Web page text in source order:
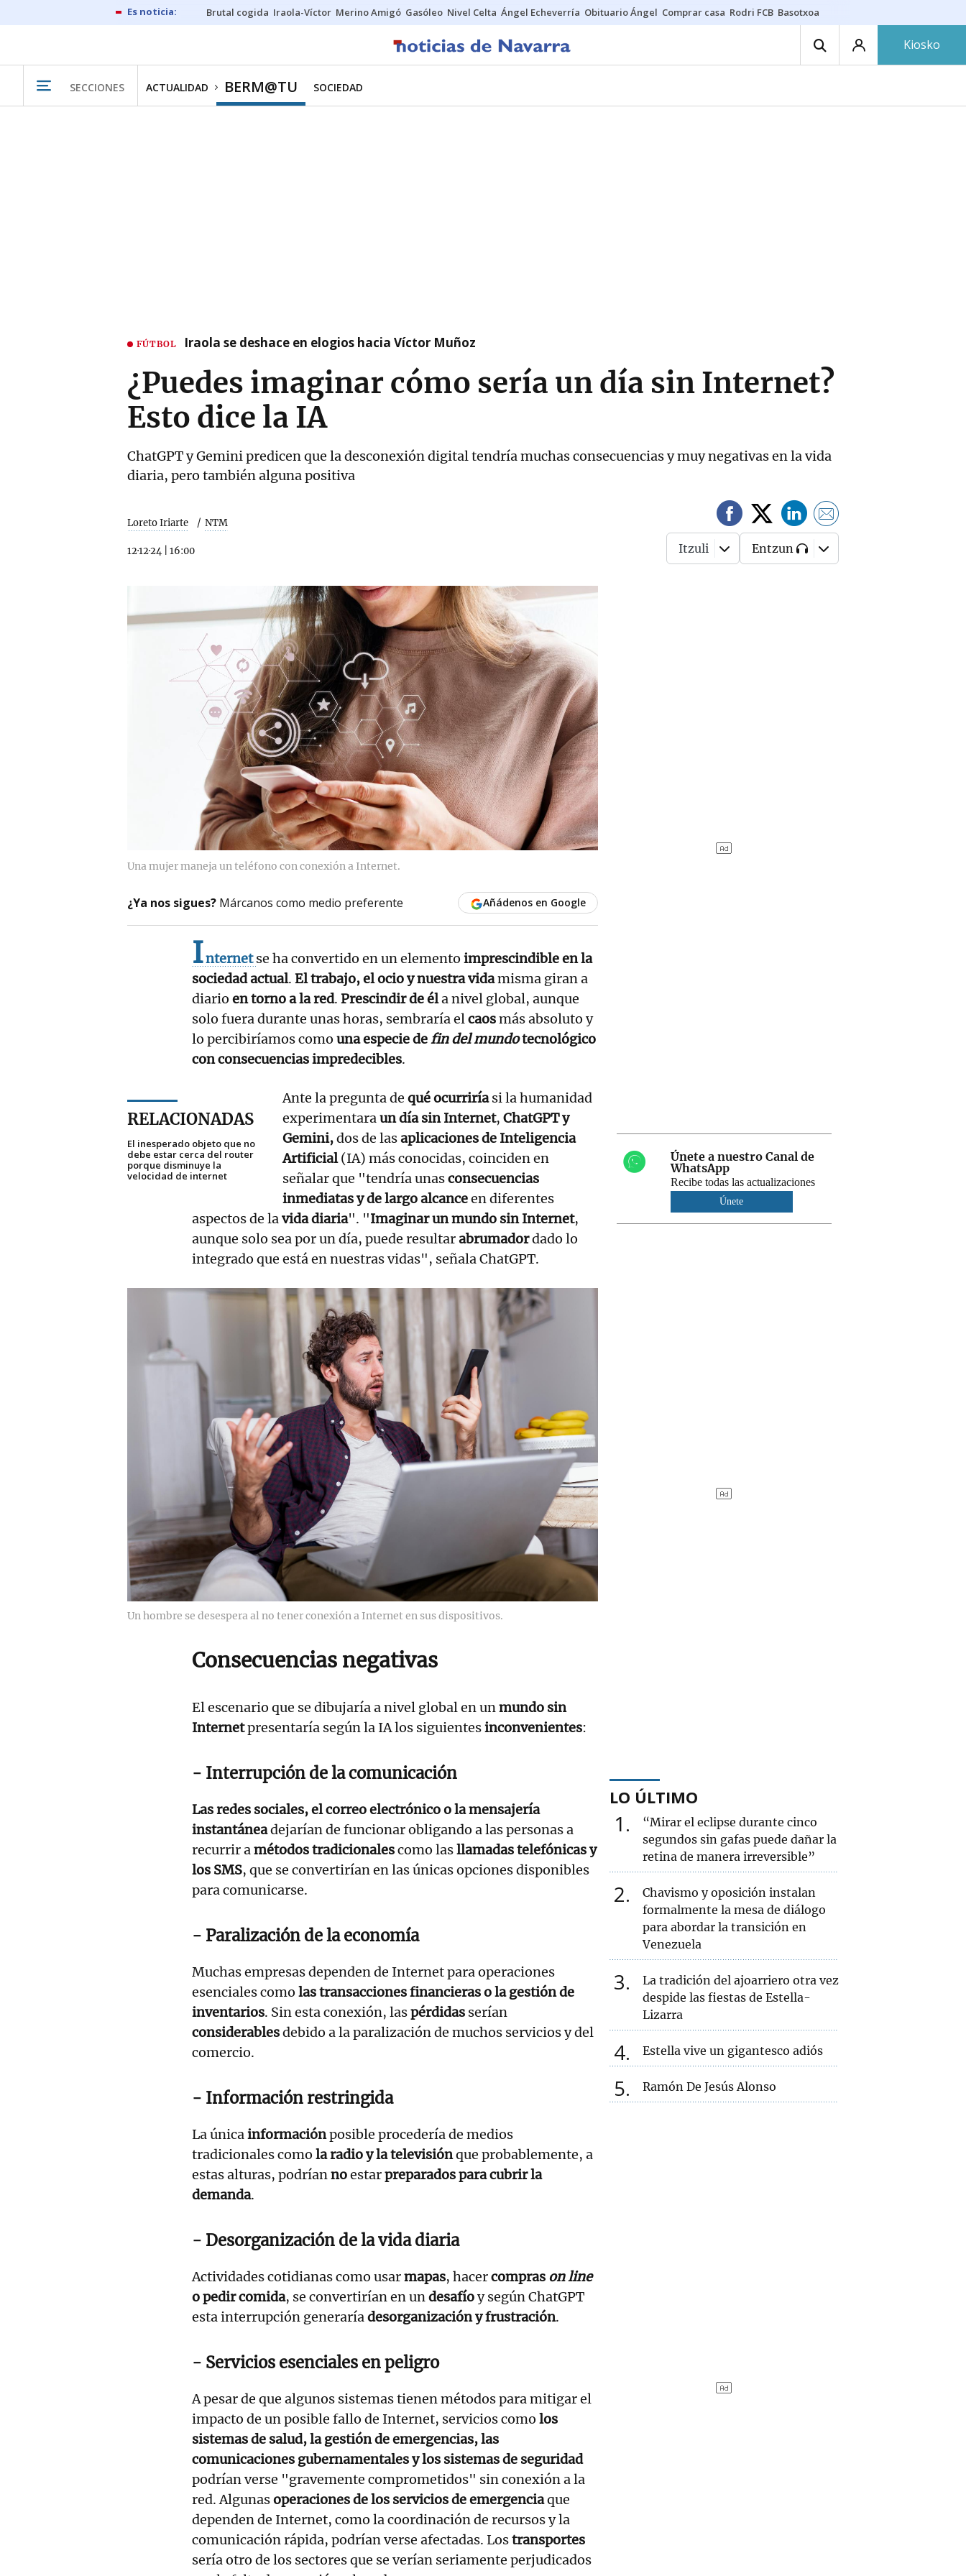
Brutal cogida Iraola-Víctor Merino Amigó Gasóleo Nivel Celta Ángel Echeverría Obituario Ángel Comprar casa Rodri FCB Basotxoa
Kiosko
SECCIONES ACTUALIDAD BERM@TU SOCIEDAD
FÚTBOL Iraola se deshace en elogios hacia Víctor Muñoz
¿Puedes imaginar cómo sería un día sin Internet?
Esto dice la IA
ChatGPT y Gemini predicen que la desconexión digital tendría muchas consecuencias y muy negativas en la vida
diaria, pero también alguna positiva
Loreto Iriarte NTM
12·12·24 16:00 Itzuli Entzun
Una mujer maneja un teléfono con conexión a Internet.
¿Ya nos sigues? Márcanos como medio preferente Añádenos en Google
Internet se ha convertido en un elemento imprescindible en la
sociedad actual. El trabajo, el ocio y nuestra vidamisma giran a
diario en torno a la red. Prescindir de éla nivel global, aunque
solo fuera durante unas horas, sembraría elcaosmás absoluto y
lo percibiríamos como una especie defin del mundotecnológico
con consecuencias impredecibles.
RELACIONADAS
El inesperado objeto que no
debe estar cerca del router
porque disminuye la
velocidad de internet
Ante la pregunta de qué ocurriríasi la humanidad
experimentaraun día sin Internet,ChatGPT y
Gemini,dos de lasaplicaciones de Inteligencia
Artificial(IA) más conocidas, coinciden en
señalar que "tendría unasconsecuencias
inmediatas y de largo alcanceen diferentes
aspectos de lavida diaria". "Imaginar un mundo sin Internet,
aunque solo sea por un día, puede resultarabrumadordado lo
integrado que está en nuestras vidas", señala ChatGPT.
Un hombre se desespera al no tener conexión a Internet en sus dispositivos.
Consecuencias negativas
El escenario que se dibujaría a nivel global en unmundo sin
Internetpresentaría según la IA los siguientesinconvenientes:
- Interrupción de la comunicación
Las redes sociales, el correo electrónico o la mensajería
instantáneadejarían de funcionar obligando a las personas a
recurrir amétodos tradicionalescomo lasllamadas telefónicas y
los SMS, que se convertirían en las únicas opciones disponibles
para comunicarse.
- Paralización de la economía
Muchas empresas dependen de Internet para operaciones
esenciales como las transacciones financieras o la gestión de
inventarios. Sin esta conexión, laspérdidas serían
considerablesdebido a la paralización de muchos servicios y del
comercio.
- Información restringida
La únicainformaciónposible procedería de medios
tradicionales como la radio y la televisiónque probablemente, a
estas alturas, podríannoestarpreparados para cubrir la
demanda.
- Desorganización de la vida diaria
Actividades cotidianas como usarmapas, hacercompras on line
o pedir comida, se convertirían en undesafíoy según ChatGPT
esta interrupción generaríadesorganización y frustración.
- Servicios esenciales en peligro
A pesar de que algunos sistemas tienen métodos para mitigar el
impacto de un posible fallo de Internet, servicios como los
sistemas de salud, la gestión de emergencias, las
comunicaciones gubernamentales y los sistemas de seguridad
podrían verse "gravemente comprometidos" sin conexión a la
red. Algunasoperaciones de los servicios de emergenciaque
dependen de Internet, como la coordinación de recursos y la
comunicación rápida, podrían verse afectadas. Lostransportes
sería otro de los sectores que se verían seriamente perjudicados
Únete a nuestro Canal de
WhatsApp
Recibe todas las actualizaciones
Únete
LO ÚLTIMO
1
“Mirar el eclipse durante cinco
segundos sin gafas puede dañar la
retina de manera irreversible”
2
Chavismo y oposición instalan
formalmente la mesa de diálogo
para abordar la transición en
Venezuela
3
La tradición del ajoarriero otra vez
despide las fiestas de Estella-
Lizarra
4 Estella vive un gigantesco adiós
5 Ramón De Jesús Alonso